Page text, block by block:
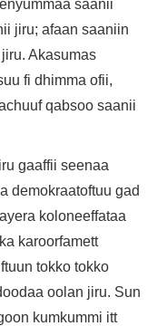
saanii
jiru; afaan saaniin
Akasumas
fi dhimma ofii,
qabsoo saanii
gaaffii seenaa
demokraatoftuu gad
koloneeffataa
karoorfamett
tokko tokko
oolan jiru. Sun
kumkummi itt